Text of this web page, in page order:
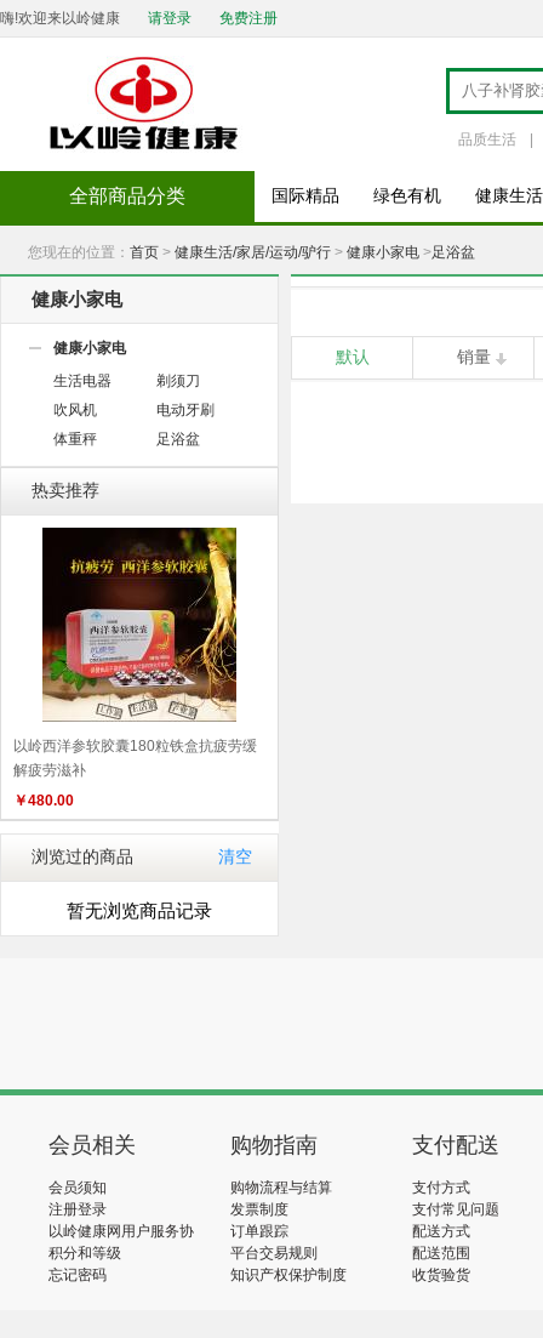
嗨!欢迎来以岭健康 请登录 免费注册
品质生活
全部商品分类 国际精品 绿色有机 健康生活
您现在的位置： 首页 > 健康生活/家居/运动/驴行 > 健康小家电 >足浴盆
健康小家电
健康小家电
生活电器
剃须刀
吹风机
电动牙刷
体重秤
足浴盆
热卖推荐
以岭西洋参软胶囊180粒铁盒抗疲劳缓
解疲劳滋补
￥480.00
浏览过的商品 清空
暂无浏览商品记录
默认 销量
会员相关
会员须知
注册登录
以岭健康网用户服务协
议
积分和等级
忘记密码
购物指南
购物流程与结算
发票制度
订单跟踪
平台交易规则
知识产权保护制度
支付配送
支付方式
支付常见问题
配送方式
配送范围
收货验货